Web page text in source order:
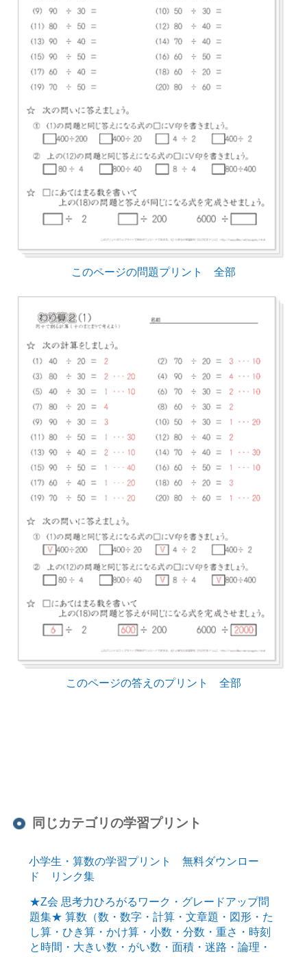
このページの問題プリント 全部
このページの答えのプリント 全部
同じカテゴリの学習プリント
小学生・算数の学習プリント 無料ダウンロー
ド リンク集
★Z会 思考力ひろがるワーク・グレードアップ問
題集★ 算数（数・数字・計算・文章題・図形・た
し算・ひき算・かけ算・小数・分数・重さ・時刻
と時間・大きい数・がい数・面積・迷路・論理・